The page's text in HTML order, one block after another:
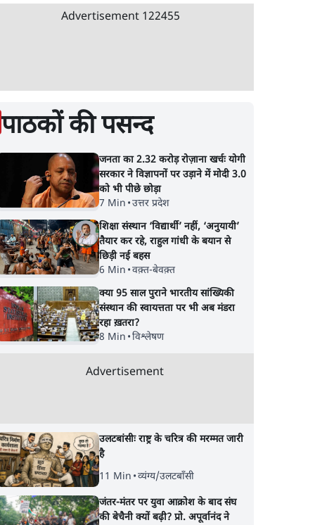
Advertisement 122455
पाठकों की पसन्द
जनता का 2.32 करोड़ रोज़ाना खर्चः योगी
सरकार ने विज्ञापनों पर उड़ाने में मोदी 3.0
को भी पीछे छोड़ा
7 Min •उत्तर प्रदेश
शिक्षा संस्थान ‘विद्यार्थी’ नहीं, ‘अनुयायी’
तैयार कर रहे, राहुल गांधी के बयान से
छिड़ी नई बहस
6 Min •वक़्त-बेवक़्त
क्या 95 साल पुराने भारतीय सांख्यिकी
संस्थान की स्वायत्तता पर भी अब मंडरा
रहा ख़तरा?
8 Min •विश्लेषण
Advertisement
उलटबांसीः राष्ट्र के चरित्र की मरम्मत जारी
है
11 Min •व्यंग्य/उलटबाँसी
जंतर-मंतर पर युवा आक्रोश के बाद संघ
की बेचैनी क्यों बढ़ी? प्रो. अपूर्वानंद ने